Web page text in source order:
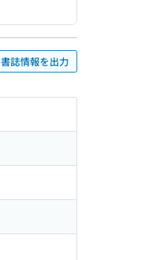
書誌情報を出力